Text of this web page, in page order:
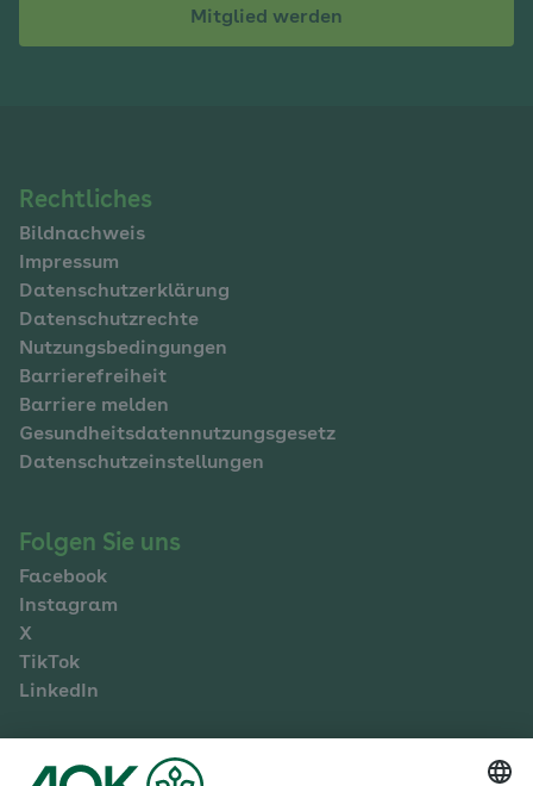
Mitglied werden
Navigation
im
Fußbereich
Rechtliches
Bildnachweis
Impressum
Datenschutzerklärung
Datenschutzrechte
Nutzungsbedingungen
Barrierefreiheit
Barriere melden
Gesundheitsdatennutzungsgesetz
Datenschutzeinstellungen
Folgen Sie uns
Facebook
Instagram
X
TikTok
LinkedIn
Mehr zur AOK Sachsen-Anhalt